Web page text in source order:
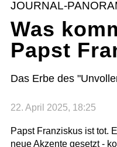
JOURNAL-
Was
Papst
Das Erbe des
22. April 2025, 18:25
Papst Franziskus ist tot.
neue Akzente gesetzt -